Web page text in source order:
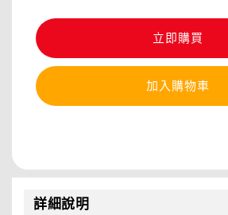
立即購買
加入購物車
詳細說明